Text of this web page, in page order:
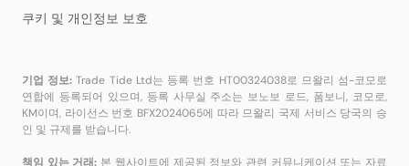
쿠키 및 개인정보 보호
기업 정보: Trade Tide Ltd는 등록 번호 HT00324038로 므왈리 섬-코모로
연합에 등록되어 있으며, 등록 사무실 주소는 보노보 로드, 폼보니, 코모로,
KM이며, 라이선스 번호 BFX2024065에 따라 므왈리 국제 서비스 당국의 승
인 및 규제를 받습니다.
책임 있는 거래: 본 웹사이트에 제공된 정보와 관련 커뮤니케이션 또는 자료